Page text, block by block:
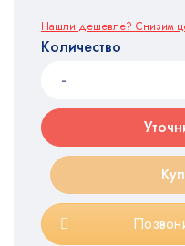
Нашли дешевле? Снизим
Количество